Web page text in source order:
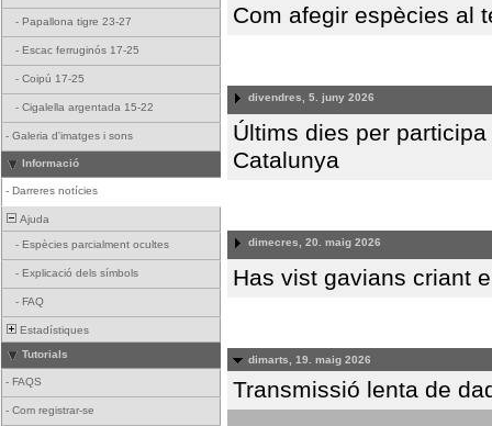
- Papallona tigre 23-27
- Escac ferruginós 17-25
- Coipú 17-25
- Cigalella argentada 15-22
- Galeria d'imatges i sons
Informació
- Darreres notícies
Ajuda
- Espècies parcialment ocultes
- Explicació dels símbols
- FAQ
Estadístiques
Tutorials
- FAQS
- Com registrar-se
Com afegir espècies al
divendres, 5. juny 2026
Últims dies per
Catalunya
dimecres, 20. maig 2026
Has vist gavians criant
dimarts, 19. maig 2026
Transmissió lenta de